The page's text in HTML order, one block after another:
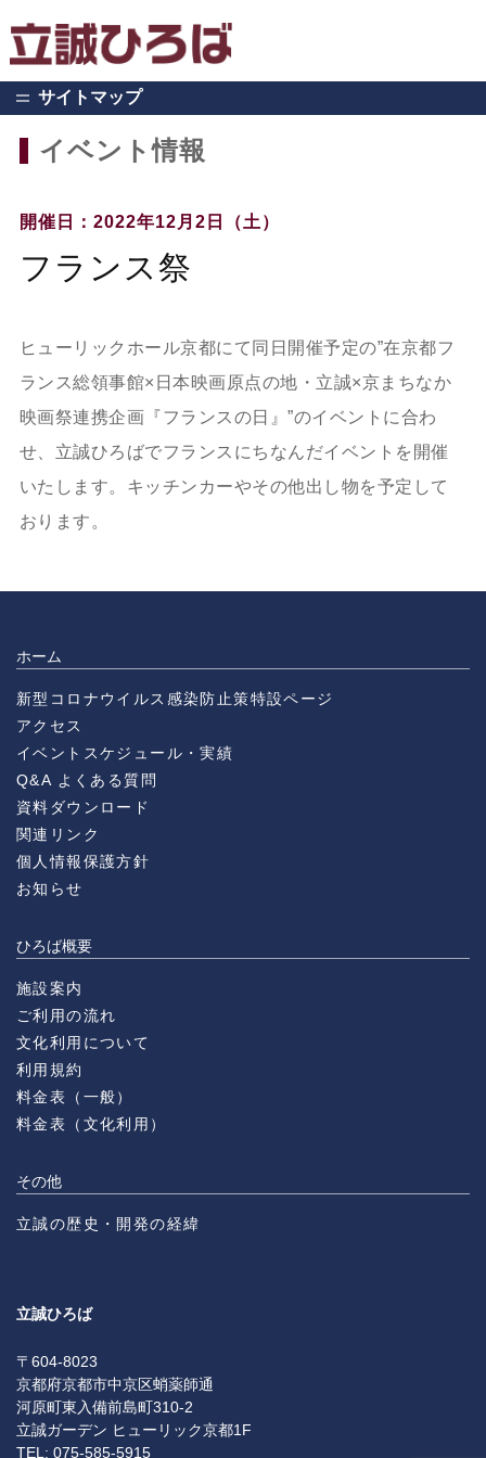
サイトマップ
イベント情報
開催日：2022年12月2日（土）
フランス祭
ヒューリックホール京都にて同日開催予定の”在京都フ
ランス総領事館×日本映画原点の地・立誠×京まちなか
映画祭連携企画『フランスの日』”のイベントに合わ
せ、立誠ひろばでフランスにちなんだイベントを開催
いたします。キッチンカーやその他出し物を予定して
おります。
ホーム
新型コロナウイルス感染防止策特設ページ
アクセス
イベントスケジュール・実績
Q&A よくある質問
資料ダウンロード
関連リンク
個人情報保護方針
お知らせ
ひろば概要
施設案内
ご利用の流れ
文化利用について
利用規約
料金表（一般）
料金表（文化利用）
その他
立誠の歴史・開発の経緯
立誠ひろば
〒604-8023
京都府京都市中京区蛸薬師通
河原町東入備前島町310-2
立誠ガーデン ヒューリック京都1F
TEL: 075-585-5915